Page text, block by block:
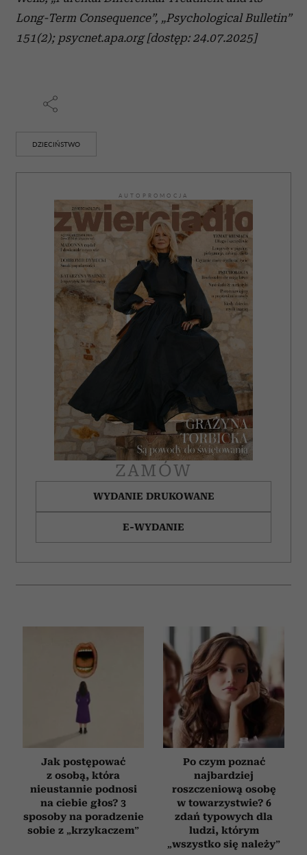
Long-Term Consequence”, „Psychological Bulletin”
151(2); psycnet.apa.org [dostęp: 24.07.2025]
DZIECIŃSTWO
AUTOPROMOCJA
ZAMÓW
WYDANIE DRUKOWANE
E-WYDANIE
Jak postępować
z osobą, która
nieustannie podnosi
na ciebie głos? 3
sposoby na poradzenie
sobie z „krzykaczem”
Po czym poznać
najbardziej
roszczeniową osobę
w towarzystwie? 6
zdań typowych dla
ludzi, którym
„wszystko się należy”